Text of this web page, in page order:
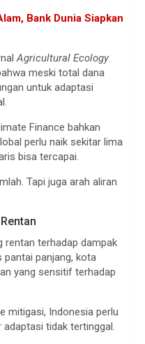
Bank Dunia Siapkan
Agricultural Ecology
meski total dana
untuk adaptasi
Finance bahkan
perlu naik sekitar lima
bisa tercapai.
Tapi juga arah aliran
rentan terhadap dampak
pantai panjang, kota
yang sensitif terhadap
mitigasi, Indonesia perlu
tidak tertinggal.